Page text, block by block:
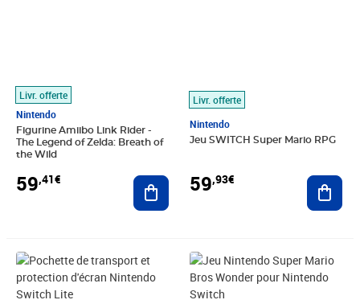
Livr. offerte
Nintendo
Figurine Amiibo Link Rider -
The Legend of Zelda: Breath of
the Wild
59,41€ Ajouter au panier
Livr. offerte
Nintendo
Jeu SWITCH Super Mario RPG
59,93€
Prix 60,08€ Prix barré 77,99€
Prix 61,44€